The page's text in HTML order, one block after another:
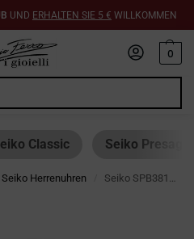
UND ERHALTEN SIE 5 € WILLKOMMEN
0
Classic Seiko Presage
Seiko Herrenuhren Seiko SPB381J1 Prospex GMT Automatik Grün 42 mm